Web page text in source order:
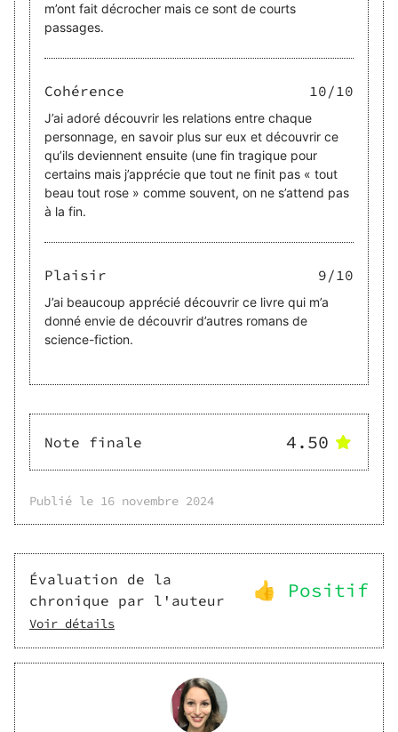
m’ont fait décrocher mais ce sont de courts
passages.
Cohérence 10/10
J’ai adoré découvrir les relations entre chaque
personnage, en savoir plus sur eux et découvrir ce
qu’ils deviennent ensuite (une fin tragique pour
certains mais j’apprécie que tout ne finit pas « tout
beau tout rose » comme souvent, on ne s’attend pas
à la fin.
Plaisir 9/10
J’ai beaucoup apprécié découvrir ce livre qui m’a
donné envie de découvrir d’autres romans de
science-fiction.
Note finale 4.50
Publié le 16 novembre 2024
Évaluation de la
chronique par l'auteur
👍 Positif
Voir détails